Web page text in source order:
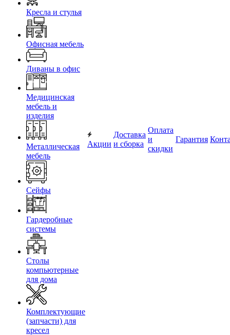
Кресла и стулья
Офисная мебель
Диваны в офис
Медицинская
мебель и
изделия
Металлическая
мебель
Сейфы
Гардеробные
системы
Столы
компьютерные
для дома
Комплектующие
(запчасти) для
кресел
Акции
Доставка
и сборка
Оплата
и
скидки
Гарантия